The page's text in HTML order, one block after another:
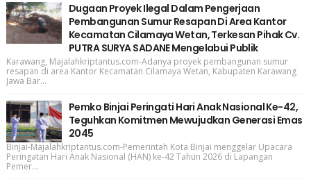
Dugaan Proyek Ilegal Dalam Pengerjaan
Pembangunan Sumur Resapan Di Area Kantor
Kecamatan Cilamaya Wetan, Terkesan Pihak Cv.
PUTRA SURYA SADANE Mengelabui Publik
Karawang, Majalahkriptantus.com-Adanya proyek pembangunan sumur
resapan di area Kantor Kecamatan Cilamaya Wetan, Kabupaten Karawang
Jawa Bar...
Pemko Binjai Peringati Hari Anak Nasional Ke-42,
Teguhkan Komitmen Mewujudkan Generasi Emas
2045
Binjai-Majalahkriptantus.com-Pemerintah Kota Binjai menggelar Upacara
Peringatan Hari Anak Nasional (HAN) ke-42 Tahun 2026 di Lapangan
Pemer...